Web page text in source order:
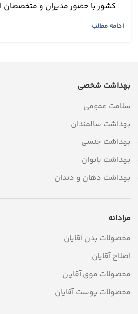
کشور با حضور مدیران و متخصصان
ادامه مطلب
بهداشت شخصی
سلامت عمومی
بهداشت سالمندان
بهداشت جنسی
بهداشت بانوان
بهداشت دهان و دندان
مرادانه
محصولات بدن آقایان
اصلاح آقایان
محصولات موی آقایان
محصولات پوست آقایان